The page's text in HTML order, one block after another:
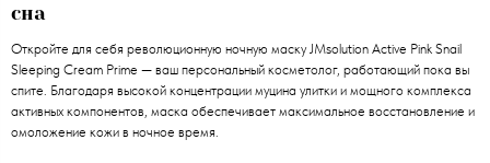
сна
Откройте для себя революционную ночную маску JMsolution Active Pink Snail
Sleeping Cream Prime — ваш персональный косметолог, работающий пока вы
спите. Благодаря высокой концентрации муцина улитки и мощного комплекса
активных компонентов, маска обеспечивает максимальное восстановление и
омоложение кожи в ночное время.